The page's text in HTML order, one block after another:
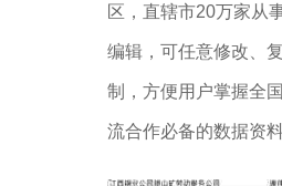
区，直辖市20万家从
编辑，可任意修改、
制，方便用户掌握全
流合作必备的数据资料